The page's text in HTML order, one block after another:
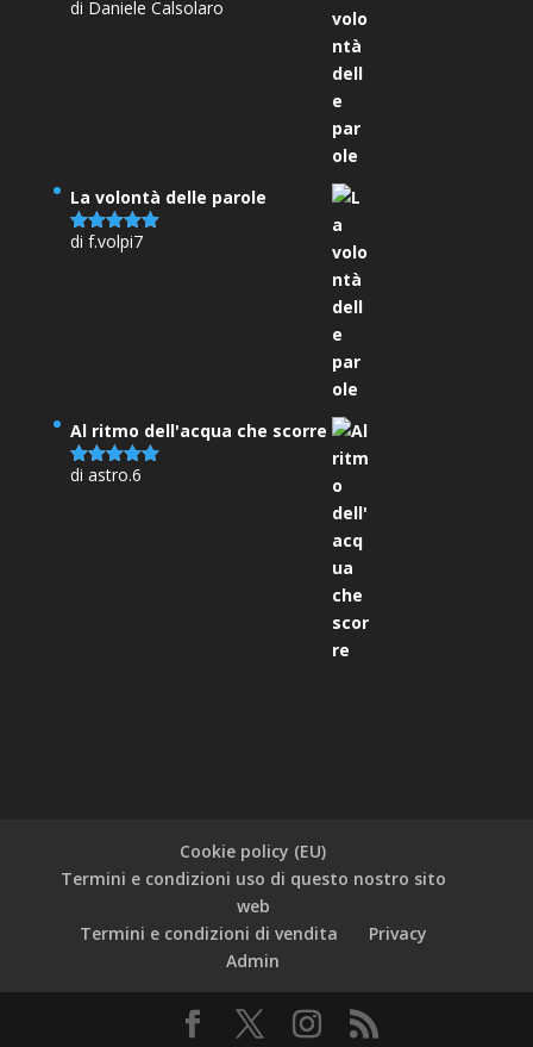
Valutato5
di Daniele Calsolaro
La volontà delle parole
Valutato 5
di f.volpi7
Al ritmo dell'acqua che scorre
Valutato5
di astro.6
Cookie policy (EU)
Termini e condizioni uso di questo nostro sito
web
Termini e condizioni di vendita
Privacy
Admin